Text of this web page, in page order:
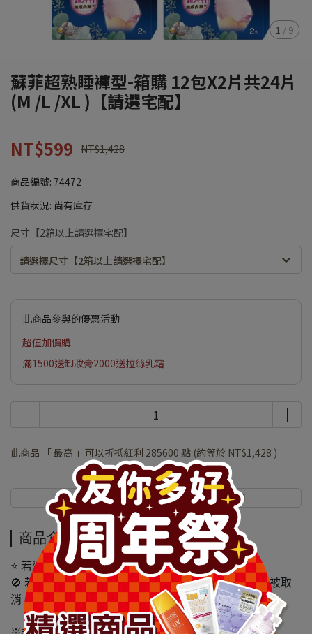
1 / 9
蘇菲超熟睡褲型-箱購 12包X2片共24片
(M /L /XL )【請選宅配】
NT$599 NT$1,428
商品編號: 74472
供貨狀況: 尚有庫存
尺寸【2箱以上請選擇宅配】
請選擇尺寸【2箱以上請選擇宅配】
此商品參與的優惠活動
超值加價購
滿1500送卸妝膏2000送拉絲乳霜
此商品 「 最高 」可以折抵紅利 285600 點 (約等於 NT$1,428 )
商品介紹 規格說明
商品介紹
⭐ 若選購 2 箱以上，建議請選擇宅配。
🚫 若單筆訂單超過數量限制，將導致出貨失敗或訂單被取
消，敬請留意。